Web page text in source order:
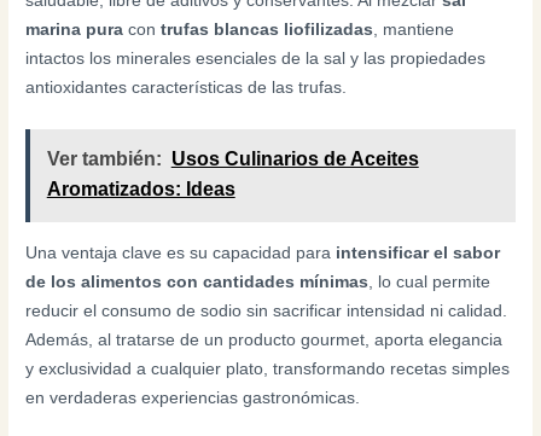
marina pura contrufas blancas liofilizadas , mantiene
intactos los minerales esenciales de la sal y las propiedades
antioxidantes características de las trufas.
Ver también: Usos Culinarios de Aceites
Aromatizados: Ideas
Una ventaja clave es su capacidad para intensificar el sabor
de los alimentos con cantidades mínimas , lo cual permite
reducir el consumo de sodio sin sacrificar intensidad ni calidad.
Además, al tratarse de un producto gourmet, aporta elegancia
y exclusividad a cualquier plato, transformando recetas simples
en verdaderas experiencias gastronómicas.